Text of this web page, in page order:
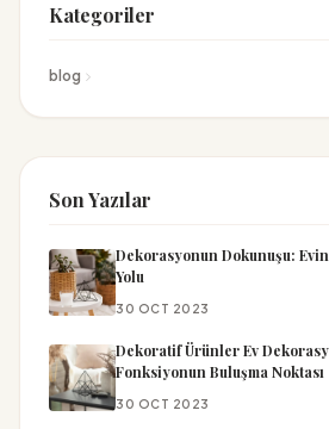
Kategoriler
blog
Son Yazılar
Dekorasyonun Dokunuşu:
Yolu
30 OCT 2023
Dekoratif Ürünler Ev
Fonksiyonun Buluşma Noktası
30 OCT 2023